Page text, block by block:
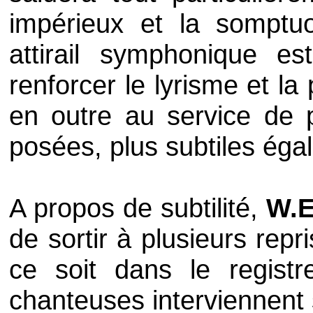
impérieux et la
attirail symphonique
renforcer le lyrisme et la
en outre au service de
posées, plus subtiles
A propos de subtilité,
de sortir à plusieurs
ce soit dans le
chanteuses